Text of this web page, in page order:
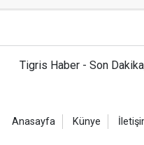
Tigris Haber - Son
Anasayfa Künye